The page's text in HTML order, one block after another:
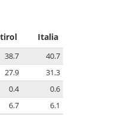
Italia
38.7
40.7
27.9
31.3
0.4
0.6
6.7 6.1